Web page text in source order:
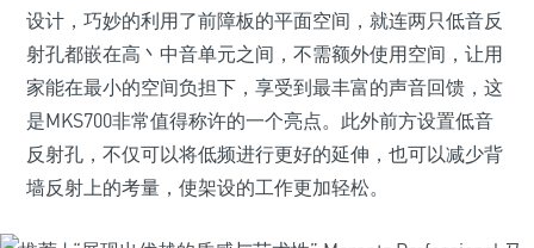
设计，巧妙的利用了前障板的平面空间，就连两只低音反
射孔都嵌在高丶中音单元之间，不需额外使用空间，让用
家能在最小的空间负担下，享受到最丰富的声音回馈，这
是MKS700非常值得称许的一个亮点。此外前方设置低音
反射孔，不仅可以将低频进行更好的延伸，也可以减少背
墙反射上的考量，使架设的工作更加轻松。